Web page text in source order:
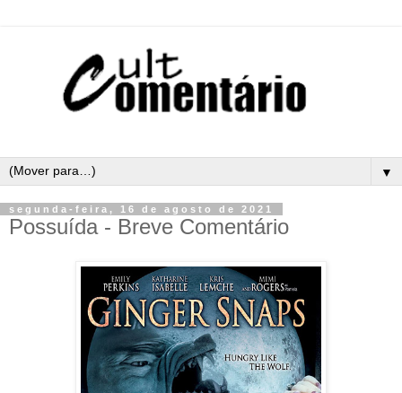
▼
segunda-feira, 16 de agosto de 2021
Possuída - Breve Comentário